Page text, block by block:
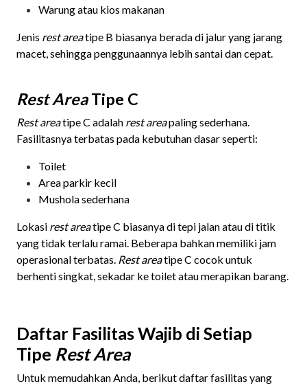
Warung atau kios makanan
Jenis rest areatipe B biasanya berada di jalur yang jarang
macet, sehingga penggunaannya lebih santai dan cepat.
Rest AreaTipe C
Rest areatipe C adalah rest areapaling sederhana.
Fasilitasnya terbatas pada kebutuhan dasar seperti:
Toilet
Area parkir kecil
Mushola sederhana
Lokasi rest areatipe C biasanya di tepi jalan atau di titik
yang tidak terlalu ramai. Beberapa bahkan memiliki jam
operasional terbatas. Rest areatipe C cocok untuk
berhenti singkat, sekadar ke toilet atau merapikan barang.
Daftar Fasilitas Wajib di Setiap
Tipe Rest Area
Untuk memudahkan Anda, berikut daftar fasilitas yang